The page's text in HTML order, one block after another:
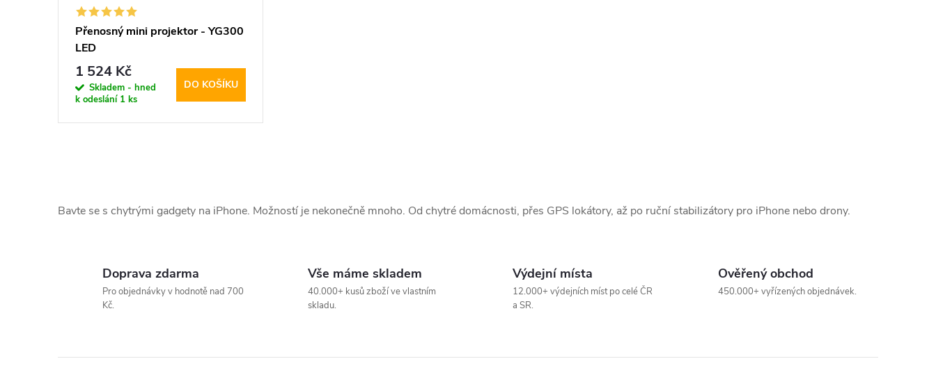
Přenosný mini projektor - YG300
LED
1 524 Kč
Skladem - hned
k odeslání 1 ks
DO KOŠÍKU
v
Bavte se s chytrými gadgety na iPhone. Možností je nekonečně mnoho. Od chytré domácnosti, přes GPS lokátory, až po ruční stabilizátory pro iPhone nebo drony.
Doprava zdarma
Pro objednávky v hodnotě nad 700
Kč.
Vše máme skladem
40.000+ kusů zboží ve vlastním
skladu.
Výdejní místa
12.000+ výdejních míst po celé ČR
a SR.
Ověřený obchod
450.000+ vyřízených objednávek.